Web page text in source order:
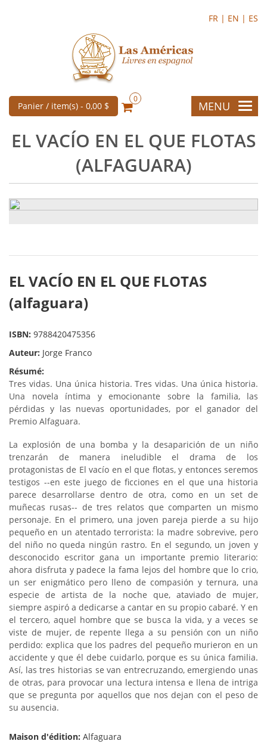
FR | EN | ES
Panier / item(s) - 0,00 $
0
MENU
EL VACÍO EN EL QUE FLOTAS
(ALFAGUARA)
EL VACÍO EN EL QUE FLOTAS
(alfaguara)
ISBN: 9788420475356
Auteur: Jorge Franco
Résumé:
Tres vidas. Una única historia. Tres vidas. Una única historia.
Una novela íntima y emocionante sobre la familia, las
pérdidas y las nuevas oportunidades, por el ganador del
Premio Alfaguara.
La explosión de una bomba y la desaparición de un niño
trenzarán de manera ineludible el drama de los
protagonistas de El vacío en el que flotas, y entonces seremos
testigos --en este juego de ficciones en el que una historia
parece desarrollarse dentro de otra, como en un set de
muñecas rusas-- de tres relatos que comparten un mismo
personaje. En el primero, una joven pareja pierde a su hijo
pequeño en un atentado terrorista: la madre sobrevive, pero
del niño no queda ningún rastro. En el segundo, un joven y
desconocido escritor gana un importante premio literario:
ahora disfruta y padece la fama lejos del hombre que lo crio,
un ser enigmático pero lleno de compasión y ternura, una
especie de artista de la noche que, ataviado de mujer,
siempre aspiró a dedicarse a cantar en su propio cabaré. Y en
el tercero, aquel hombre que se busca la vida, y a veces se
viste de mujer, de repente llega a su pensión con un niño
perdido: explica que los padres del pequeño murieron en un
accidente y que él debe cuidarlo, porque es su única familia.
Así, las tres historias se van entrecruzando, emergiendo unas
de otras, para provocar una lectura intensa e llena de intriga
que se pregunta por aquellos que nos dejan con el peso de
su ausencia.
Maison d'édition: Alfaguara